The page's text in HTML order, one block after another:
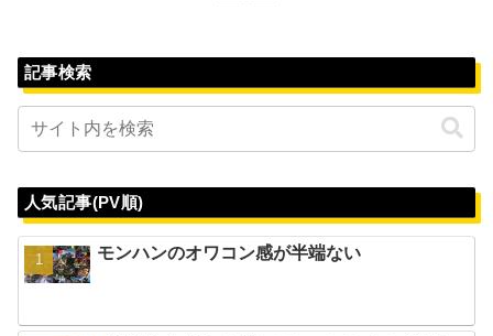
記事検索
人気記事(PV順)
モンハンのオワコン感が半端ない